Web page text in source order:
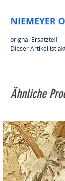
NIEMEYER
orignal Ersatzteil
Dieser Artikel ist
Ähnliche